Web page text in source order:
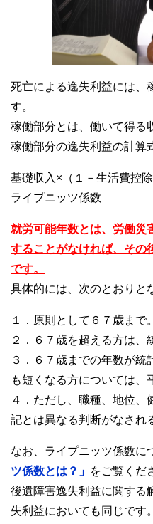
死亡による逸失利益には、
す。
稼働部分とは、働いて得る
稼働部分の逸失利益の計算
基礎収入×（１－生活費控
ライプニッツ係数
就労可能年数とは、労働災
することがなければ、その
です。
具体的には、次のとおりと
１．原則として６７歳まで。
２．６７歳を超える方は、
３．６７歳までの年数が統
も短くなる方については、
４．ただし、職種、地位、
記とは異なる判断がなされ
なお、ライプニッツ係数に
ツ係数とは？」 をご覧くだ
後遺障害逸失利益に関する
失利益においても同じです。